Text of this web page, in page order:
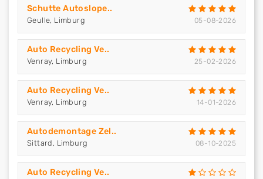
Schutte Autoslope..
Geulle, Limburg 05-08-2026
Auto Recycling Ve..
Venray, Limburg 25-02-2026
Auto Recycling Ve..
Venray, Limburg 14-01-2026
Autodemontage Zel..
Sittard, Limburg 08-10-2025
Auto Recycling Ve..